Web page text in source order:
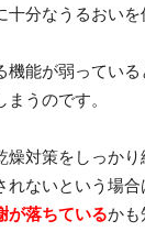
十分なうるおい
機能が弱ってい
うのです。
対策をしっかり
れないという場
が落ちているかも